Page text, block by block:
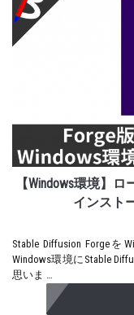
【Windows環境】ロ
インスト
Stable Diffusion Forge
Windows環境にStable
思いま …